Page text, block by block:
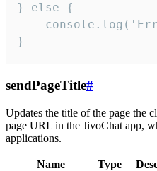
} else {
}
sendPageTitle#
Updates the title of the page the
page URL in the JivoChat app,
applications.
Name Type